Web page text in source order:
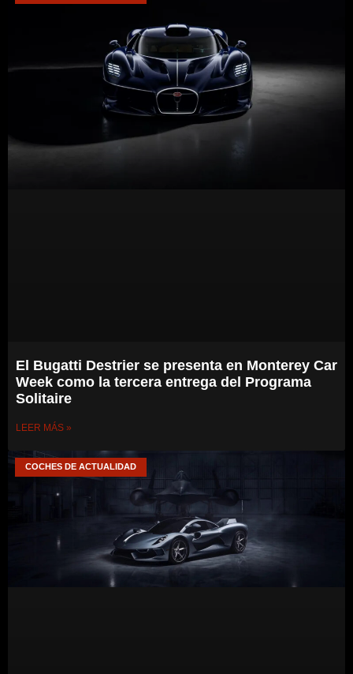
El Bugatti Destrier se presenta en Monterey Car
Week como la tercera entrega del Programa
Solitaire
LEER MÁS »
COCHES DE ACTUALIDAD